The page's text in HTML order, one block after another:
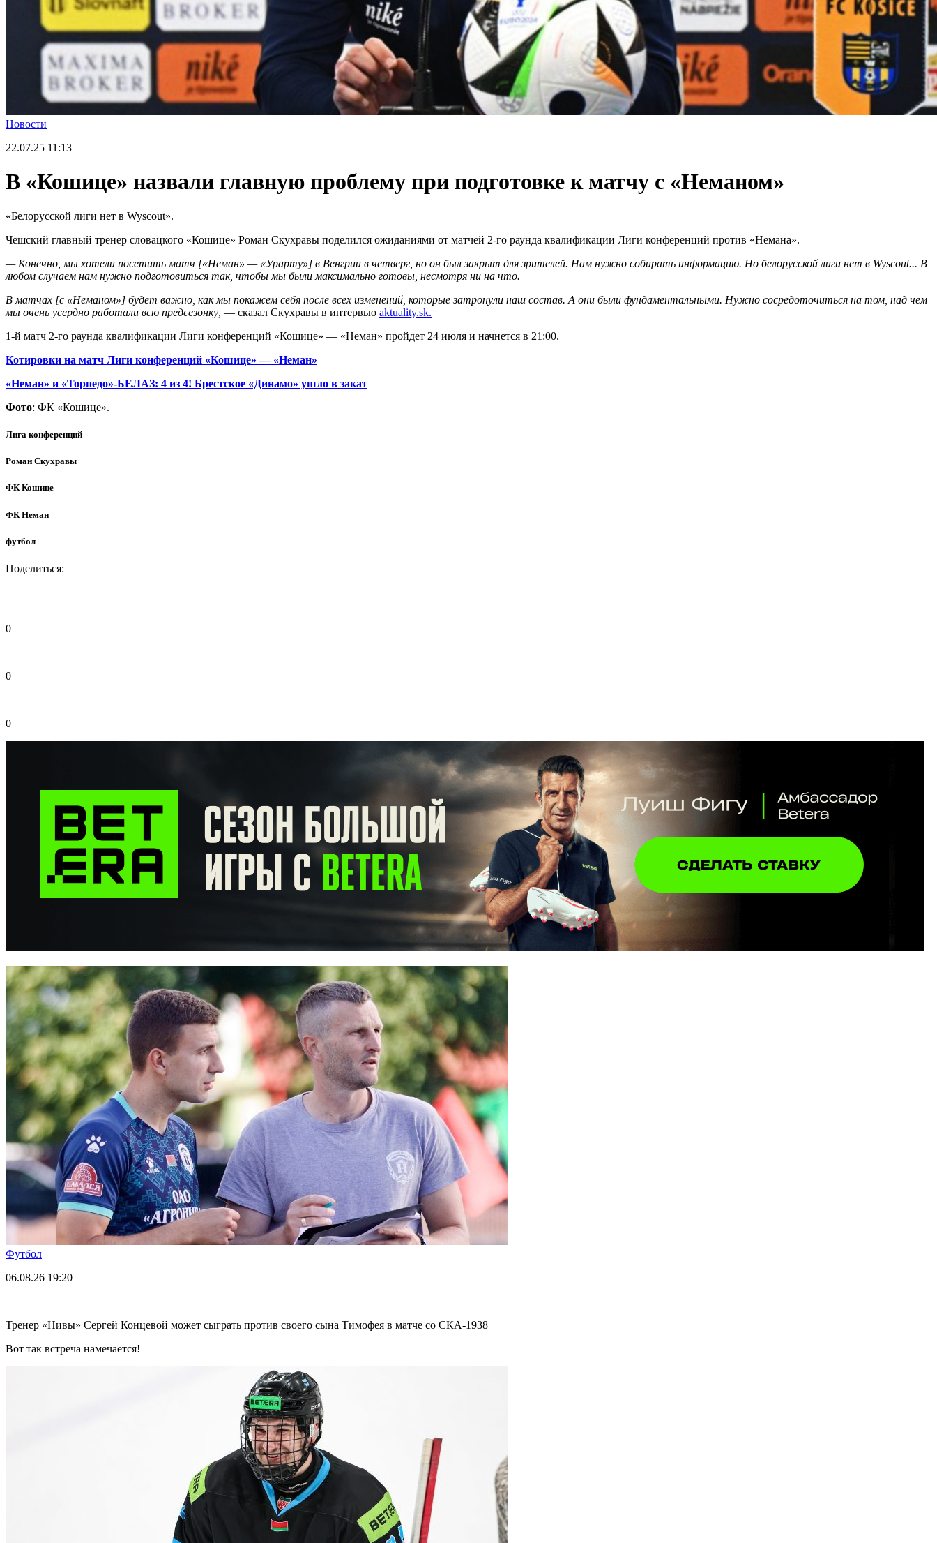
Новости
22.07.25 11:13
В «Кошице» назвали главную проблему при подготовке к матчу с «Неманом»
«Белорусской лиги нет в Wyscout».
Чешский главный тренер словацкого «Кошице» Роман Скухравы поделился ожиданиями от матчей 2-го раунда квалификации Лиги конференций против «Немана».
— Конечно, мы хотели посетить матч [«Неман» — «Урарту»] в Венгрии в четверг, но он был закрыт для зрителей. Нам нужно собирать информацию. Но белорусской лиги нет в Wyscout... В
любом случаем нам нужно подготовиться так, чтобы мы были максимально готовы, несмотря ни на что.
В матчах [с «Неманом»] будет важно, как мы покажем себя после всех изменений, которые затронули наш состав. А они были фундаментальными. Нужно сосредоточиться на том, над чем
мы очень усердно работали всю предсезонку, — сказал Скухравы в интервью aktuality.sk.
1-й матч 2-го раунда квалификации Лиги конференций «Кошице» — «Неман» пройдет 24 июля и начнется в 21:00.
Котировки на матч Лиги конференций «Кошице» — «Неман»
«Неман» и «Торпедо»-БЕЛАЗ: 4 из 4! Брестское «Динамо» ушло в закат
Фото: ФК «Кошице».
Лига конференций
Роман Скухравы
ФК Кошице
ФК Неман
футбол
Поделиться:
0
0
0
Футбол
06.08.26 19:20
Тренер «Нивы» Сергей Концевой может сыграть против своего сына Тимофея в матче со СКА-1938
Вот так встреча намечается!